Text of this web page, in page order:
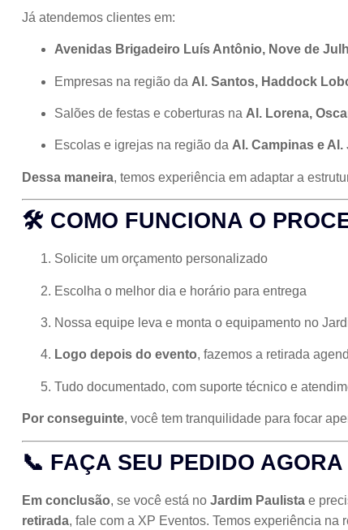
Já atendemos clientes em:
Avenidas Brigadeiro Luís Antônio, Nove de
Empresas na região da Al. Santos, Haddock
Salões de festas e coberturas na Al. Lorena,
Escolas e igrejas na região da Al. Campinas e Al.
Dessa maneira, temos experiência em adaptar a
🛠️ COMO FUNCIONA O
Solicite um orçamento personalizado
Escolha o melhor dia e horário para entrega
Nossa equipe leva e monta o equipamento no
Logo depois do evento, fazemos a retirada
Tudo documentado, com suporte técnico e
Por conseguinte, você tem tranquilidade para focar
📞 FAÇA SEU PEDIDO AGORA
Em conclusão, se você está no Jardim Paulista e
retirada, fale com a XP Eventos. Temos experiência